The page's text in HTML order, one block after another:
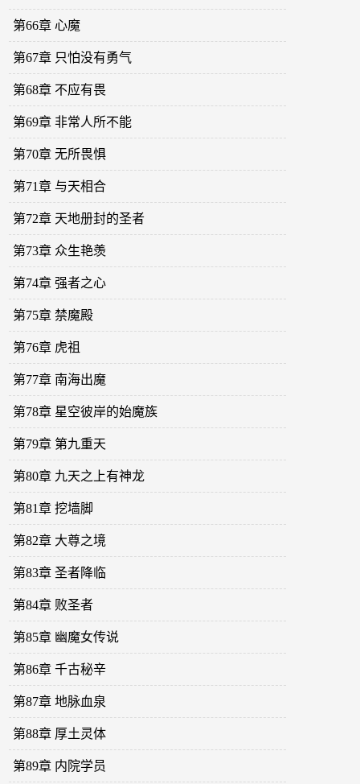
第66章 心魔
第67章 只怕没有勇气
第68章 不应有畏
第69章 非常人所不能
第70章 无所畏惧
第71章 与天相合
第72章 天地册封的圣者
第73章 众生艳羡
第74章 强者之心
第75章 禁魔殿
第76章 虎祖
第77章 南海出魔
第78章 星空彼岸的始魔族
第79章 第九重天
第80章 九天之上有神龙
第81章 挖墙脚
第82章 大尊之境
第83章 圣者降临
第84章 败圣者
第85章 幽魔女传说
第86章 千古秘辛
第87章 地脉血泉
第88章 厚土灵体
第89章 内院学员